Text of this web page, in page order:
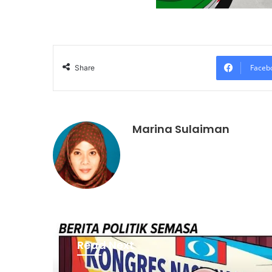
Share
Marina Sulaiman
Read Next